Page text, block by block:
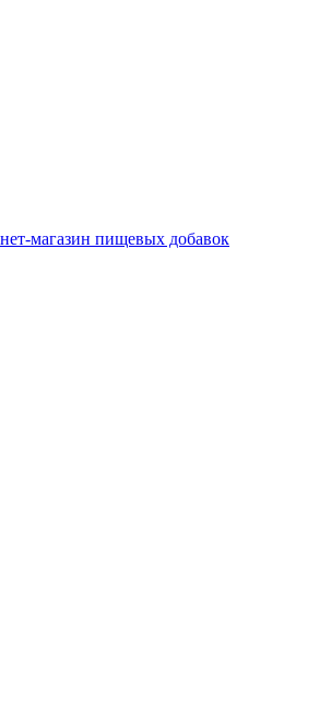
магазин пищевых добавок